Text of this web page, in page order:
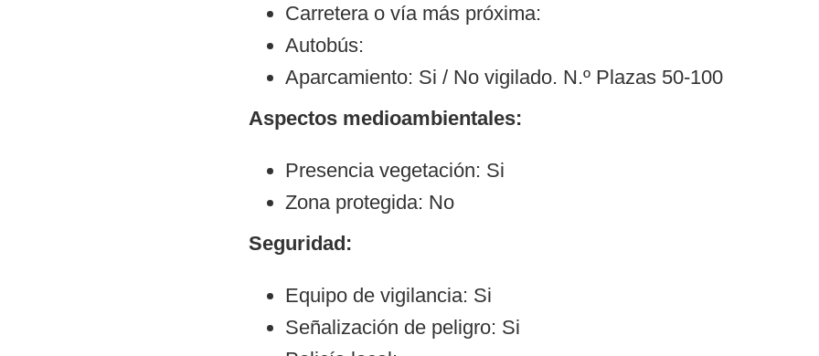
Carretera o vía más próxima:
Autobús:
Aparcamiento: Si / No vigilado. N.º Plazas 50-100
Aspectos medioambientales:
Presencia vegetación: Si
Zona protegida: No
Seguridad:
Equipo de vigilancia: Si
Señalización de peligro: Si